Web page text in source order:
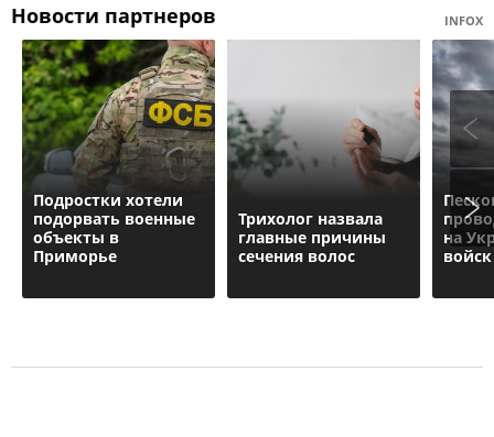
Новости партнеров INFOX
Подростки хотели
подорвать военные
объекты в
Приморье
Трихолог назвала
главные причины
сечения волос
на